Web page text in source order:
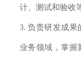
计、测试和验收
3. 负责研发成果
业务领域，掌握